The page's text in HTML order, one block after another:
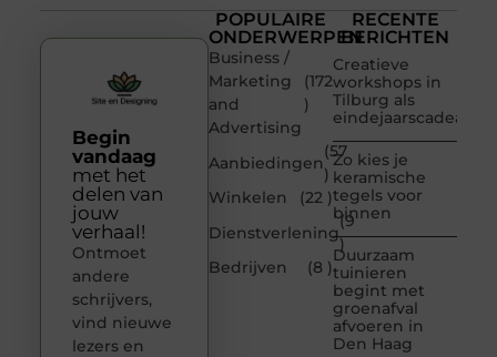
POPULAIRE
ONDERWERPEN
Business /
Marketing
and
Advertising
(172
)
Aanbiedingen
(57
)
Winkelen
(22 )
Dienstverlening
(9
)
Bedrijven
(8 )
RECENTE
BERICHTEN
Creatieve
workshops in
Tilburg als
eindejaarscadeau
Zo kies je
keramische
tegels voor
binnen
Duurzaam
tuinieren
begint met
groenafval
afvoeren in
Den Haag
Begin
vandaag
met het
delen van
jouw
verhaal!
Ontmoet
andere
schrijvers,
vind nieuwe
lezers en